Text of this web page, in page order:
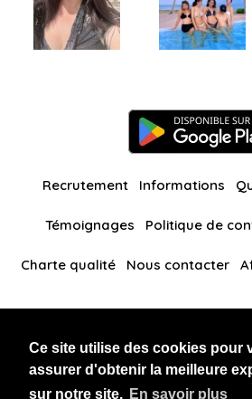
Ce site utilise des cookies pour
assurer d'obtenir la meilleure
sur notre site. En savoir plus
Recrutement Informations
Témoignages Politique de
Charte qualité Nous contacter
BlackAndBeauties